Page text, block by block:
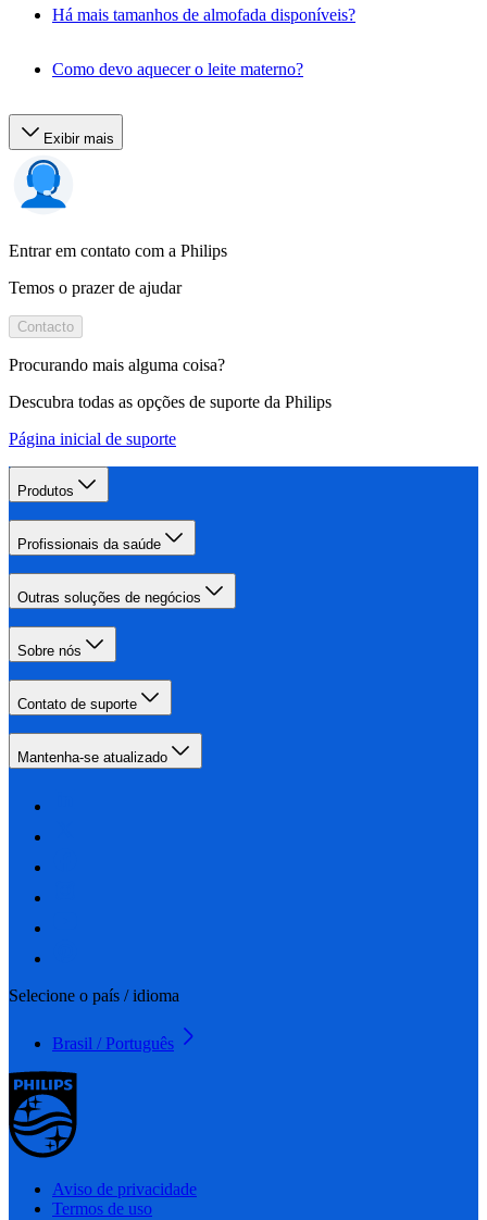
Há mais tamanhos de almofada disponíveis?
Como devo aquecer o leite materno?
Exibir mais
Entrar em contato com a Philips
Temos o prazer de ajudar
Contacto
Procurando mais alguma coisa?
Descubra todas as opções de suporte da Philips
Página inicial de suporte
Produtos
Profissionais da saúde
Outras soluções de negócios
Sobre nós
Contato de suporte
Mantenha-se atualizado
Selecione o país / idioma
Brasil / Português
Aviso de privacidade
Termos de uso